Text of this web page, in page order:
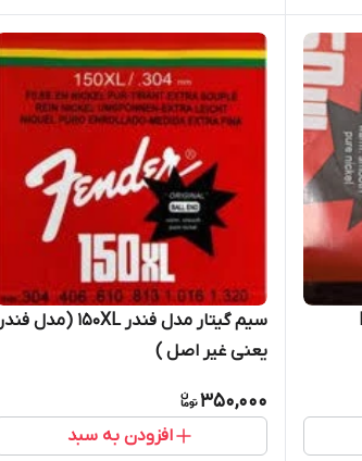
سیم گیتار مدل فندر 150XL (مدل فندر
یعنی غیر اصل )
350,000
افزودن به سبد